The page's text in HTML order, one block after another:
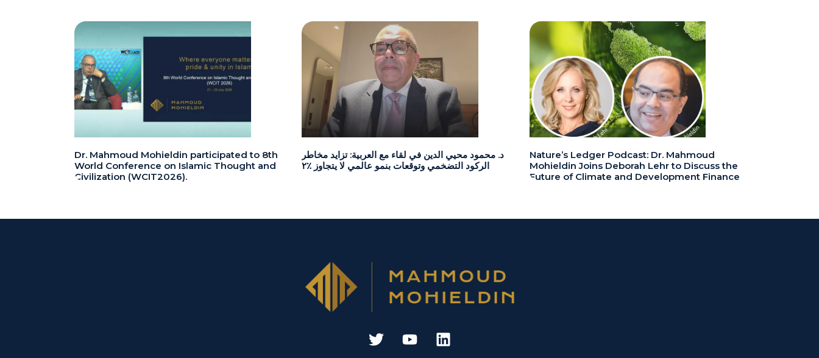
Dr. Mahmoud Mohieldin participated to 8th
World Conference on Islamic Thought and
Civilization (WCIT2026).
د. محمود محيي الدين في لقاء مع العربية: تزايد مخاطر
الركود التضخمي وتوقعات بنمو عالمي لا يتجاوز ٪٢
Nature’s Ledger Podcast: Dr. Mahmoud
Mohieldin Joins Deborah Lehr to Discuss the
Future of Climate and Development Finance